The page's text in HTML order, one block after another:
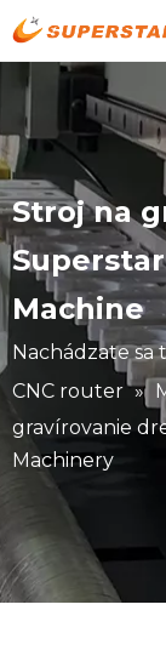
Stroj na
Superstar
Machine
Nachádzate sa
CNC router »
gravírovanie
Machinery